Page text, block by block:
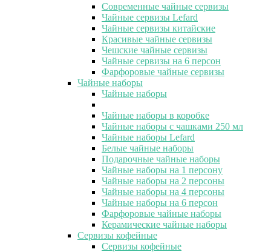
Современные чайные сервизы
Чайные сервизы Lefard
Чайные сервизы китайские
Красивые чайные сервизы
Чешские чайные сервизы
Чайные сервизы на 6 персон
Фарфоровые чайные сервизы
Чайные наборы
Чайные наборы
Чайные наборы в коробке
Чайные наборы с чашками 250 мл
Чайные наборы Lefard
Белые чайные наборы
Подарочные чайные наборы
Чайные наборы на 1 персону
Чайные наборы на 2 персоны
Чайные наборы на 4 персоны
Чайные наборы на 6 персон
Фарфоровые чайные наборы
Керамические чайные наборы
Сервизы кофейные
Сервизы кофейные